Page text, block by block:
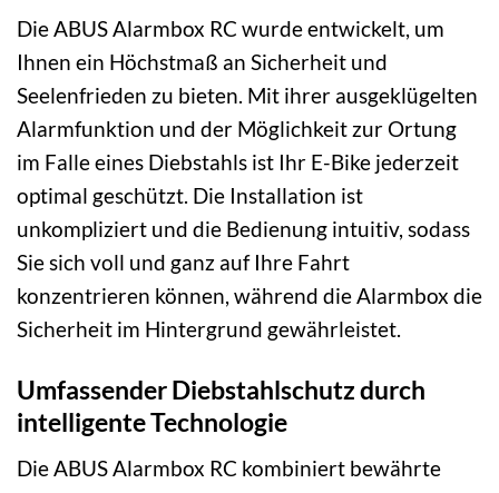
Die ABUS Alarmbox RC wurde entwickelt, um
Ihnen ein Höchstmaß an Sicherheit und
Seelenfrieden zu bieten. Mit ihrer ausgeklügelten
Alarmfunktion und der Möglichkeit zur Ortung
im Falle eines Diebstahls ist Ihr E-Bike jederzeit
optimal geschützt. Die Installation ist
unkompliziert und die Bedienung intuitiv, sodass
Sie sich voll und ganz auf Ihre Fahrt
konzentrieren können, während die Alarmbox die
Sicherheit im Hintergrund gewährleistet.
Umfassender Diebstahlschutz durch
intelligente Technologie
Die ABUS Alarmbox RC kombiniert bewährte